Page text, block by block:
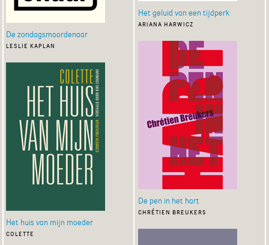
De zondagsmoordenaar
leslie kaplan
Het huis van mijn moeder
colette
Het geluid van een tijdperk
ariana harwicz
De pen in het hart
chrétien breukers